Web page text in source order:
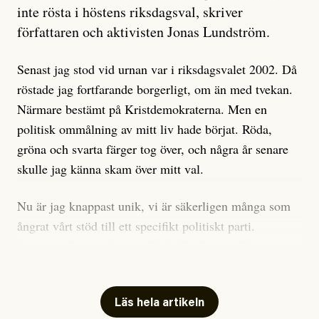
är sant, vad som är rykten”, utan den bidrar bara till
ännu mer ryktesspridning. Det finns inte ett enda bevis
misstänkta personen är en infiltratör. Det som läsaren
får veta är att personen har ändrat sina politiska åsikter
under åren, att den har raderat tidigare innehåll på sina
sociala medier, att artikelns författare inte förstår sig
på personens ekonomi och att det tydligen finns
anonyma röster inom rörelsen som säger saker som
anses vara anledningar att titta närmare på personen,
men ingenting av detta är tillräckligt för att hänga ut
inom palestinarörelsen.
inte rösta i höstens riksdagsval, skriver
författaren och aktivisten Jonas Lundström.
Senast jag stod vid urnan var i riksdagsvalet 2002. Då
röstade jag fortfarande borgerligt, om än med tvekan.
Närmare bestämt på Kristdemokraterna. Men en
politisk ommålning av mitt liv hade börjat. Röda,
gröna och svarta färger tog över, och några år senare
skulle jag känna skam över mitt val.
Nu är jag knappast unik, vi är säkerligen många som
ångrat vårt stöd till ett specifikt politiskt parti.
Mitt huvudargument för riksdagsvalsbojkott är etiskt.
Läs hela artikeln